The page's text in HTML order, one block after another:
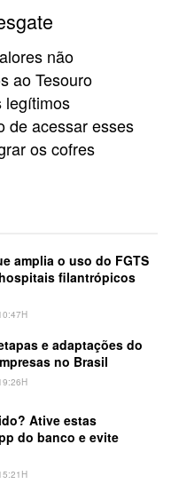
não
ao Tesouro
legítimos
de acessar esses
os cofres
amplia o uso do FGTS
filantrópicos
e adaptações do
no Brasil
Ative estas
do banco e evite